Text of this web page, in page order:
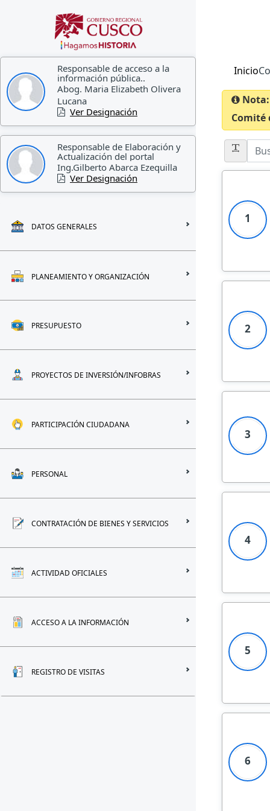
Responsable de acceso a la
información pública..
Abog. Maria Elizabeth Olivera
Lucana
Ver Designación
Responsable de Elaboración y
Actualización del portal
Ing.Gilberto Abarca Ezequilla
Ver Designación
DATOS GENERALES
PLANEAMIENTO Y ORGANIZACIÓN
PRESUPUESTO
PROYECTOS DE INVERSIÓN/INFOBRAS
PARTICIPACIÓN CIUDADANA
PERSONAL
CONTRATACIÓN DE BIENES Y SERVICIOS
ACTIVIDAD OFICIALES
ACCESO A LA INFORMACIÓN
REGISTRO DE VISITAS
Inicio
Nota:
Comité
1
2
3
4
5
6